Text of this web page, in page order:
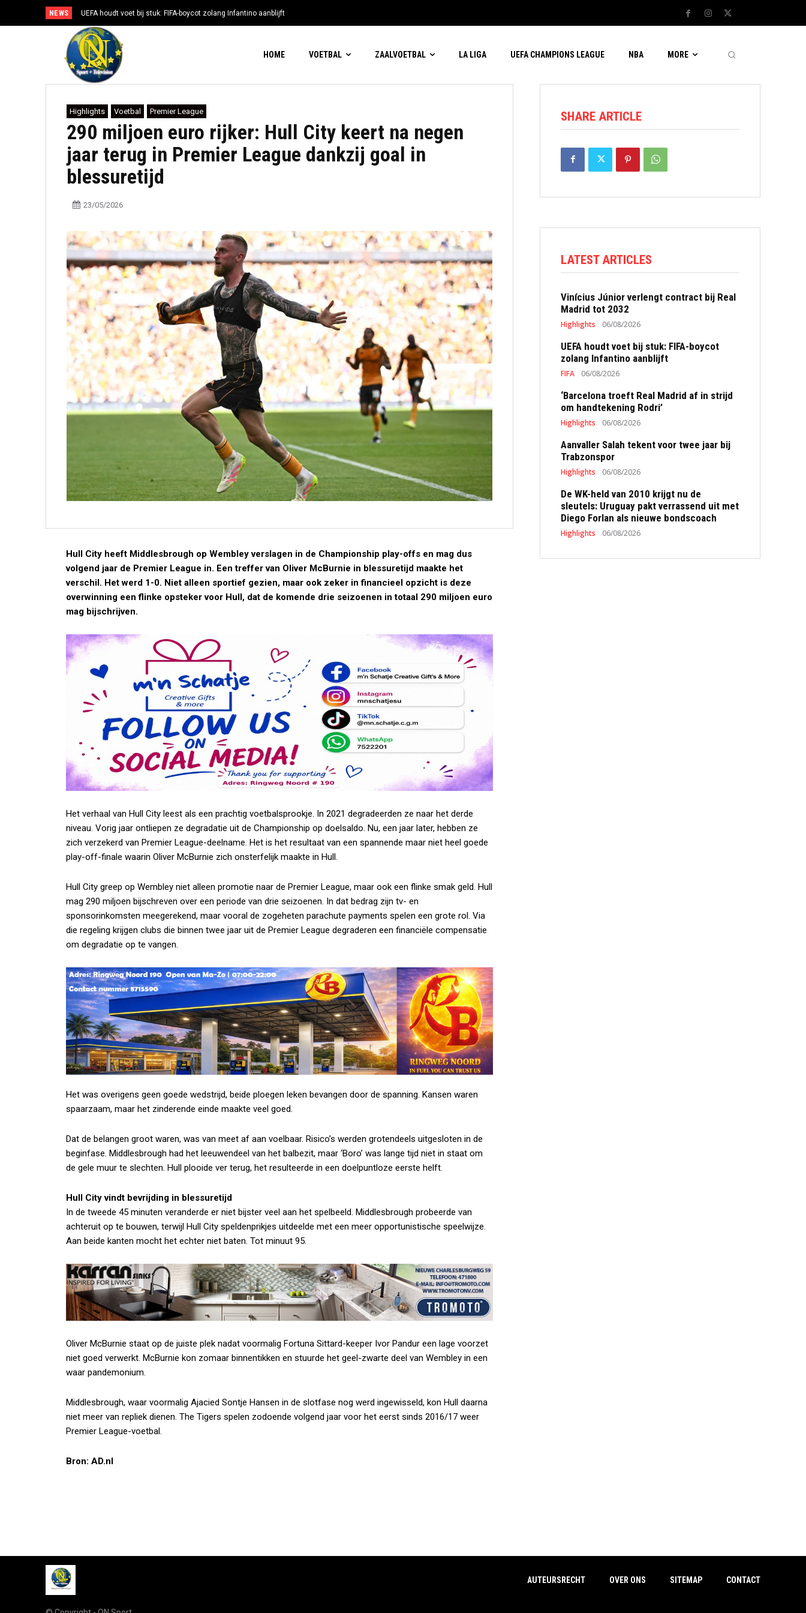
NEWS UEFA houdt voet bij stuk: FIFA-boycot zolang Infantino aanblijft
HOME VOETBAL ZAALVOETBAL LA LIGA UEFA CHAMPIONS LEAGUE NBA MORE
Highlights Voetbal Premier League
290 miljoen euro rijker: Hull City keert na negen
jaar terug in Premier League dankzij goal in
blessuretijd
23/05/2026
Hull City heeft Middlesbrough op Wembley verslagen in de Championship play-offs en mag dus
volgend jaar de Premier League in. Een treffer van Oliver McBurnie in blessuretijd maakte het
verschil. Het werd 1-0. Niet alleen sportief gezien, maar ook zeker in financieel opzicht is deze
overwinning een flinke opsteker voor Hull, dat de komende drie seizoenen in totaal 290 miljoen euro
mag bijschrijven.
Het verhaal van Hull City leest als een prachtig voetbalsprookje. In 2021 degradeerden ze naar het derde
niveau. Vorig jaar ontliepen ze degradatie uit de Championship op doelsaldo. Nu, een jaar later, hebben ze
zich verzekerd van Premier League-deelname. Het is het resultaat van een spannende maar niet heel goede
play-off-finale waarin Oliver McBurnie zich onsterfelijk maakte in Hull.
Hull City greep op Wembley niet alleen promotie naar de Premier League, maar ook een flinke smak geld. Hull
mag 290 miljoen bijschreven over een periode van drie seizoenen. In dat bedrag zijn tv- en
sponsorinkomsten meegerekend, maar vooral de zogeheten parachute payments spelen een grote rol. Via
die regeling krijgen clubs die binnen twee jaar uit de Premier League degraderen een financiële compensatie
om degradatie op te vangen.
Het was overigens geen goede wedstrijd, beide ploegen leken bevangen door de spanning. Kansen waren
spaarzaam, maar het zinderende einde maakte veel goed.
Dat de belangen groot waren, was van meet af aan voelbaar. Risico’s werden grotendeels uitgesloten in de
beginfase. Middlesbrough had het leeuwendeel van het balbezit, maar ‘Boro’ was lange tijd niet in staat om
de gele muur te slechten. Hull plooide ver terug, het resulteerde in een doelpuntloze eerste helft.
Hull City vindt bevrijding in blessuretijd
In de tweede 45 minuten veranderde er niet bijster veel aan het spelbeeld. Middlesbrough probeerde van
achteruit op te bouwen, terwijl Hull City speldenprikjes uitdeelde met een meer opportunistische speelwijze.
Aan beide kanten mocht het echter niet baten. Tot minuut 95.
Oliver McBurnie staat op de juiste plek nadat voormalig Fortuna Sittard-keeper Ivor Pandur een lage voorzet
niet goed verwerkt. McBurnie kon zomaar binnentikken en stuurde het geel-zwarte deel van Wembley in een
waar pandemonium.
Middlesbrough, waar voormalig Ajacied Sontje Hansen in de slotfase nog werd ingewisseld, kon Hull daarna
niet meer van repliek dienen. The Tigers spelen zodoende volgend jaar voor het eerst sinds 2016/17 weer
Premier League-voetbal.
Bron: AD.nl
SHARE ARTICLE
LATEST ARTICLES
Vinícius Júnior verlengt contract bij Real
Madrid tot 2032
Highlights 06/08/2026
UEFA houdt voet bij stuk: FIFA-boycot
zolang Infantino aanblijft
FIFA 06/08/2026
‘Barcelona troeft Real Madrid af in strijd
om handtekening Rodri’
Highlights 06/08/2026
Aanvaller Salah tekent voor twee jaar bij
Trabzonspor
Highlights 06/08/2026
De WK-held van 2010 krijgt nu de
sleutels: Uruguay pakt verrassend uit met
Diego Forlan als nieuwe bondscoach
Highlights 06/08/2026
AUTEURSRECHT OVER ONS SITEMAP CONTACT